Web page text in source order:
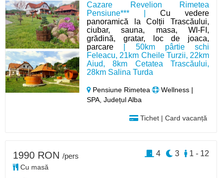
Cazare Revelion Rimetea
Pensiune*** |Cu vedere
panoramică la Colții Trascăului,
ciubar, sauna, masa, WI-FI,
grădină, gratar, loc de joaca,
parcare | 50km pârtie schi
Feleacu, 21km Cheile Turzii, 22km
Aiud, 8km Cetatea Trascăului,
28km Salina Turda
Pensiune Rimetea
Wellness |
SPA, Județul Alba
Tichet | Card vacanță
1990 RON /pers
Cu masă
1 - 12
3
4